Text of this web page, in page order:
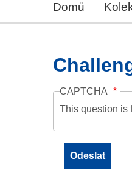
Domů
CAPTCHA
This question is